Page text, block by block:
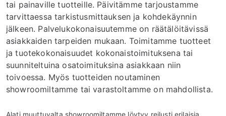
tai painaville tuotteille. Päivitämme tarjoustamme
tarvittaessa tarkistusmittauksen ja kohdekäynnin
jälkeen. Palvelukokonaisuutemme on räätälöitävissä
asiakkaiden tarpeiden mukaan. Toimitamme tuotteet
ja tuotekokonaisuudet kokonaistoimituksena tai
suunniteltuina osatoimituksina asiakkaan niin
toivoessa. Myös tuotteiden noutaminen
showroomiltamme tai varastoltamme on mahdollista.
Alati muuttuvalta showroomiltamme löytyy reilusti erilaisia